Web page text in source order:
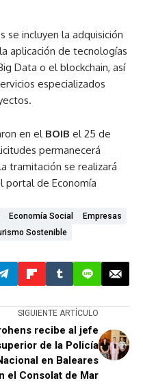
se incluyen la adquisición
aplicación de tecnologías
Data o el blockchain, así
especializados
en el BOIB el 25 de
permanecerá
tramitación se realizará
portal de Economía
Economía Social
Empresas
Sostenible
SIGUIENTE ARTÍCULO
recibe al jefe
de la Policía
en Baleares
el Consolat de Mar